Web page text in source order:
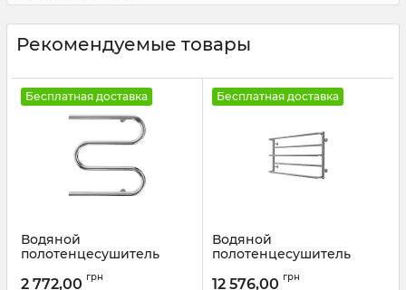
Рекомендуемые товары
Бесплатная доставка
Водяной
полотенцесушитель
Полотенцесушитель
2 772,00 грн
Бесплатная доставка
Водяной
полотенцесушитель
430х770/740 золото
12 576,00 грн